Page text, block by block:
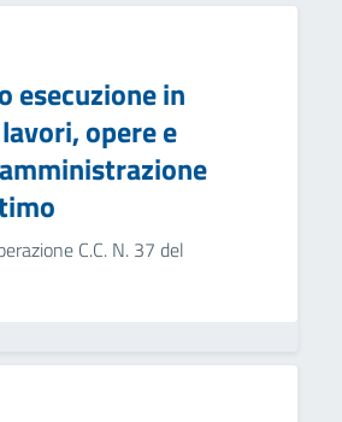
esecuzione in
opere e
C.C. N. 37 del